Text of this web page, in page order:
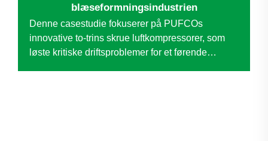
blæseformningsindustrien
Denne casestudie fokuserer på PUFCOs
innovative to-trins skrue luftkompressorer, som
løste kritiske driftsproblemer for et førende